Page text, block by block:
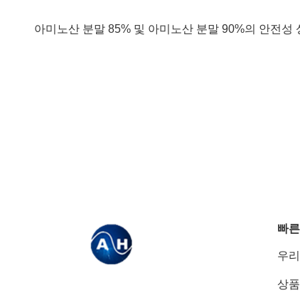
아미노산 분말 85% 및 아미노산 분말 90%의 안전성
빠
우
상품